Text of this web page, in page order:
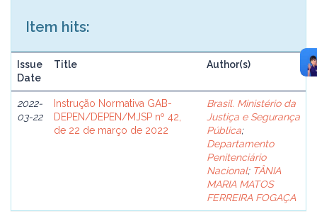
Item hits:
Issue
Date
Title Author(s)
2022-
03-22
Instrução Normativa GAB-
DEPEN/DEPEN/MJSP nº 42,
de 22 de março de 2022
Brasil. Ministério da
Justiça e Segurança
Pública;
Departamento
Penitenciário
Nacional; TÂNIA
MARIA MATOS
FERREIRA FOGAÇA